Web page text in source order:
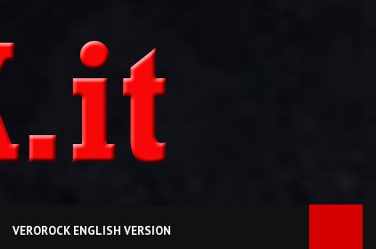
VEROROCK ENGLISH VERSION